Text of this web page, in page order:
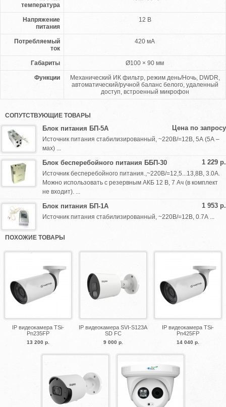
температура
Напряжение
питания
12 B
Потребляемый
ток
420 мА
Габариты Ø100 × 90 мм
Функции
Механический ИК фильтр, режим день/Ночь, DWDR,
автоматический/ручной баланс белого, удаленный
доступ, встроенный микрофон
СОПУТСТВУЮЩИЕ ТОВАРЫ
Цена по запросу
Блок питания БП-5А
Источник питания стабилизированный, ~220В/=12В, 5А (5А –
мах) ...
1 229 р.
Блок бесперебойного питания ББП-30
Источник бесперебойного питания.,~220В/=12,5...13,8В, 3.0А.
Можно использовать с резервным АКБ 12 В, 7 Ач (в комплект
не входит). ...
1 953 р.
Блок питания БП-1А
Источник питания стабилизированный, ~220В/=12В, 0.7А ...
ПОХОЖИЕ ТОВАРЫ
IP видеокамера TSi-
Pn235FP
13 200 р.
IP видеокамера SVI-S123A
SD FC
9 000 р.
IP видеокамера TSi-
Pn425FP
14 040 р.